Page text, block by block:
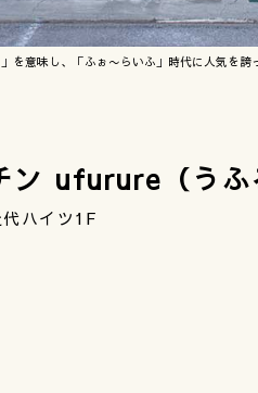
を意味し、「ふぉ〜らいふ」時代に人気を誇
ufurure（うふ
ハイツ1F